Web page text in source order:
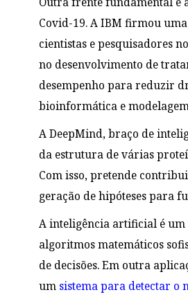
Covid-19. A IBM firmou
cientistas e pesquisadores
no desenvolvimento de
desempenho para reduzir
bioinformática e
A DeepMind, braço de
da estrutura de várias
Com isso, pretende
geração de hipóteses para
A inteligência artificial é um
algoritmos matemáticos
de decisões. Em outra
um sistema para detectar o